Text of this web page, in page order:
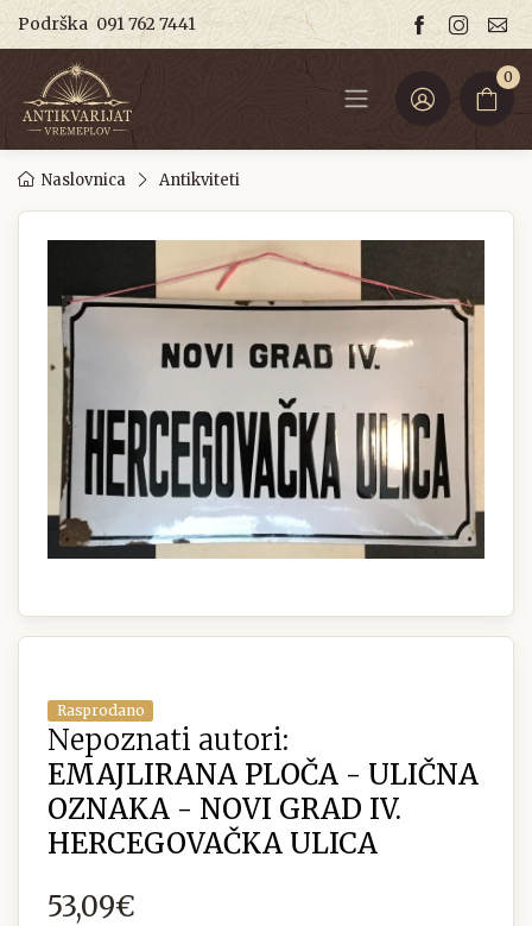
Podrška 091 762 7441
0
Naslovnica Antikviteti
Rasprodano
Nepoznati autori:
EMAJLIRANA PLOČA - ULIČNA
OZNAKA - NOVI GRAD IV.
HERCEGOVAČKA ULICA
53,09€